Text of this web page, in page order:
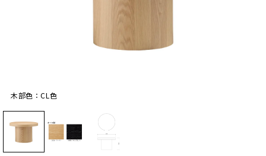
木部色：CL色
木部色：CL色